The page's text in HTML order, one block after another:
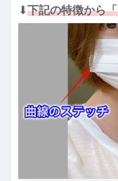
⬇︎下記の特徴から「